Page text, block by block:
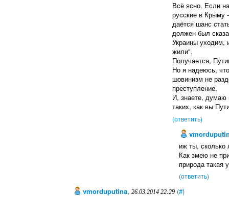
Всё ясно. Если
русские в Крыму
даётся шанс
должен был
Украины уходим,
жили".
Получается,
Но я надеюсь,
шовинизм не
преступление.
И, знаете, думаю
таких, как вы
(ответить)
иж ты, сколько
Как змею не
природа такая
(ответить)
vmorduputina,26.03.2014 22:29 (#)